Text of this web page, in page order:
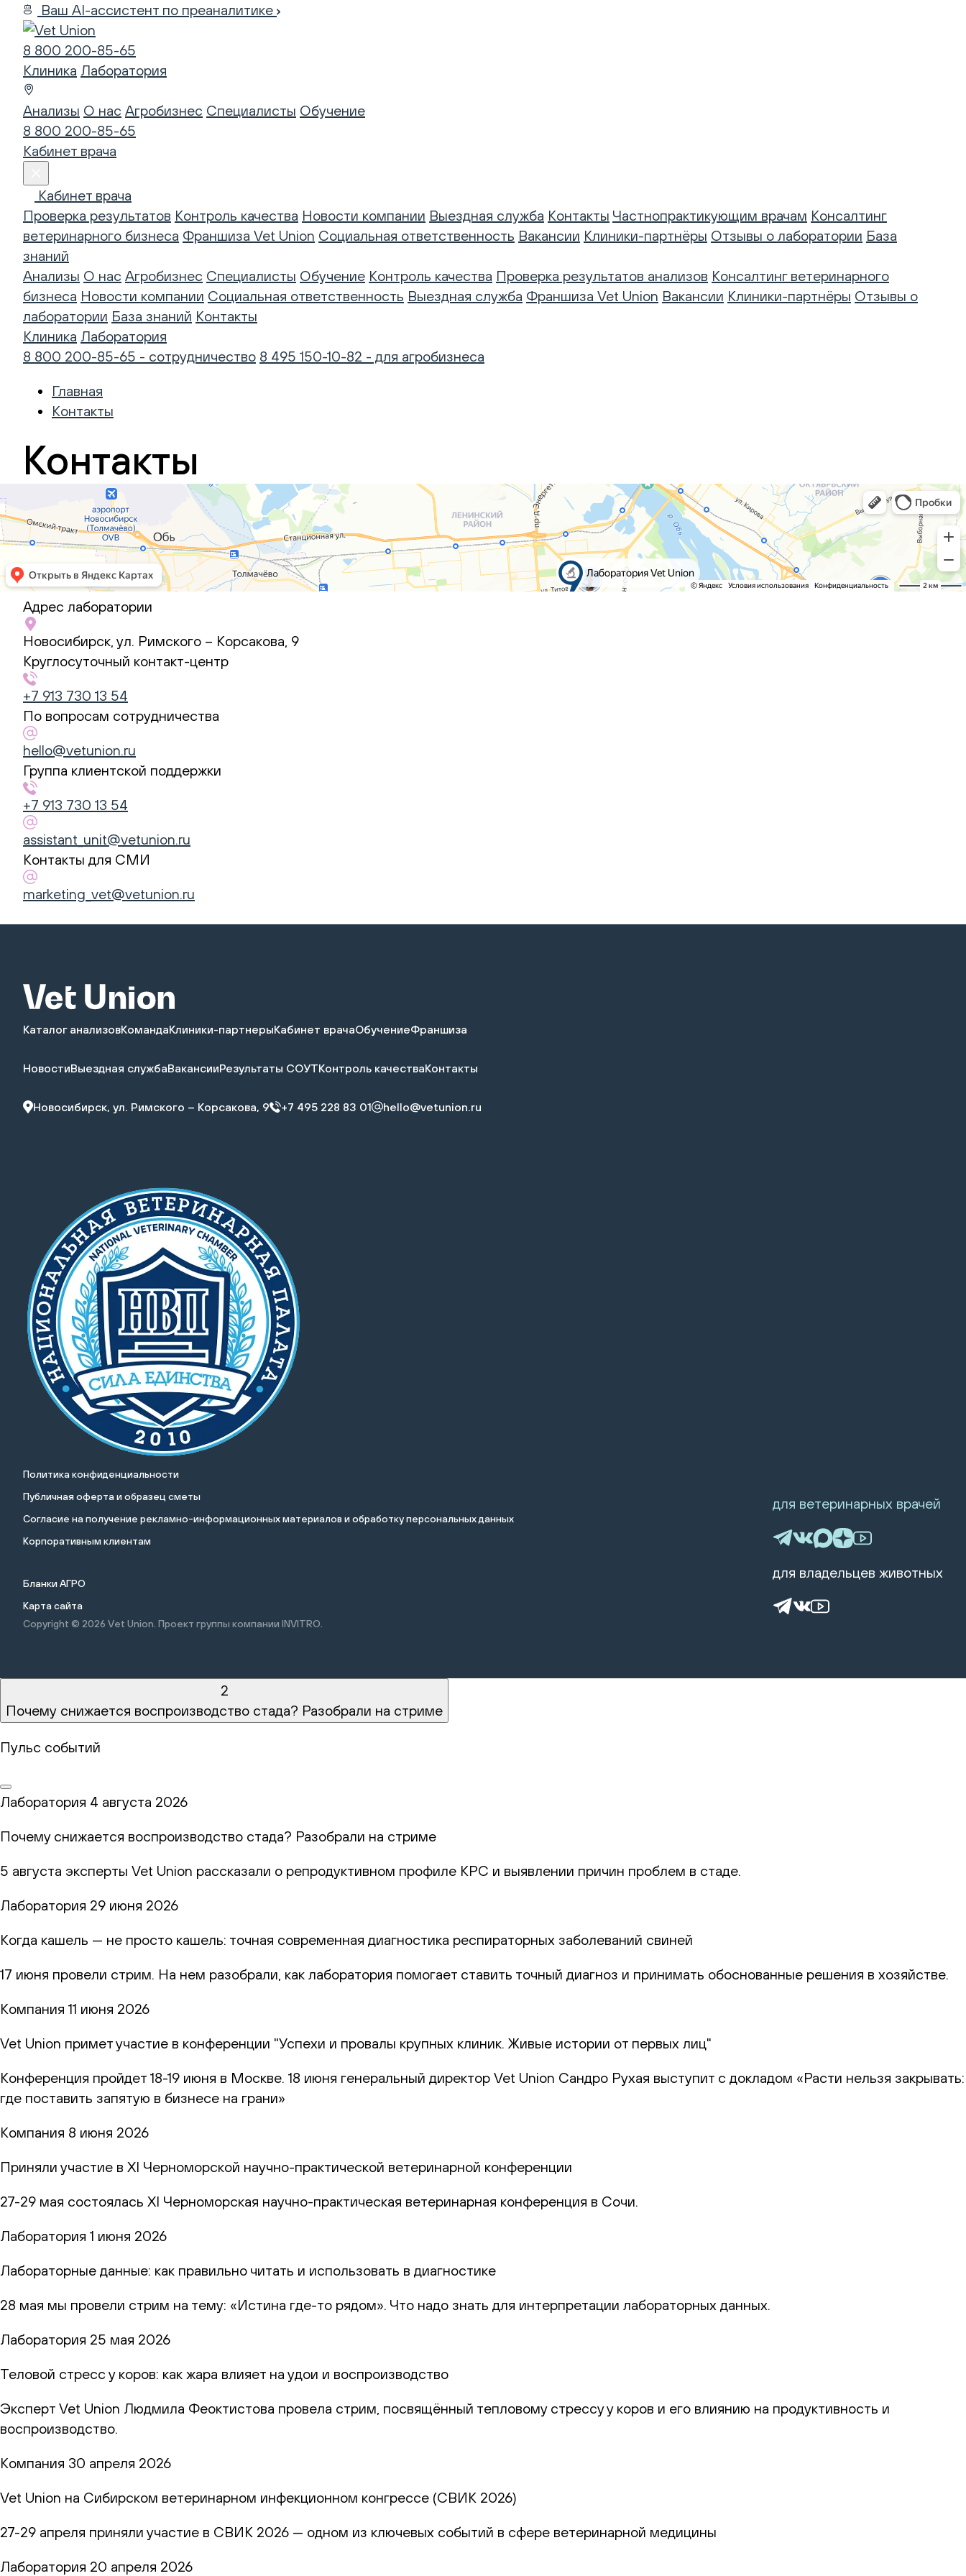
Ваш AI-ассистент по преаналитике
8 800 200-85-65
Клиника Лаборатория
Анализы О нас Агробизнес Специалисты Обучение
8 800 200-85-65
Кабинет врача
Кабинет врача
Проверка результатов Контроль качества Новости компании Выездная служба Контакты Частнопрактикующим врачам Консалтинг
ветеринарного бизнеса Франшиза Vet Union Социальная ответственность Вакансии Клиники-партнёры Отзывы о лаборатории База
знаний
Анализы О нас Агробизнес Специалисты Обучение Контроль качества Проверка результатов анализов Консалтинг ветеринарного
бизнеса Новости компании Социальная ответственность Выездная служба Франшиза Vet Union Вакансии Клиники-партнёры Отзывы о
лаборатории База знаний Контакты
Клиника Лаборатория
8 800 200-85-65 - сотрудничество 8 495 150-10-82 - для агробизнеса
Главная
Контакты
Контакты
Лаборатория
Union
Контакты:
Адрес:
Римского
Корсакова,
630105
Новосибирск
Телефон:+7
730
54,
assistant_unit@vetunion.ru
Адрес лаборатории
Новосибирск, ул. Римского – Корсакова, 9
Круглосуточный контакт-центр
+7 913 730 13 54
По вопросам сотрудничества
hello@vetunion.ru
Группа клиентской поддержки
+7 913 730 13 54
assistant_unit@vetunion.ru
Контакты для СМИ
marketing_vet@vetunion.ru
Каталог анализовКомандаКлиники-партнерыКабинет врачаОбучениеФраншиза
НовостиВыездная службаВакансииРезультаты СОУТКонтроль качестваКонтакты
Новосибирск, ул. Римского – Корсакова, 9 +7 495 228 83 01 hello@vetunion.ru
Политика конфиденциальности
Публичная оферта и образец сметы
Cогласие на получение рекламно-информационных материалов и обработку персональных данных
Корпоративным клиентам
Бланки АГРО
Карта сайта
Copyright © 2026 Vet Union. Проект группы компании INVITRO.
для ветеринарных врачей
для владельцев животных
2
Почему снижается воспроизводство стада? Разобрали на стриме
Пульс событий
Лаборатория 4 августа 2026
Почему снижается воспроизводство стада? Разобрали на стриме
5 августа эксперты Vet Union рассказали о репродуктивном профиле КРС и выявлении причин проблем в стаде.
Лаборатория 29 июня 2026
Когда кашель — не просто кашель: точная современная диагностика респираторных заболеваний свиней
17 июня провели стрим. На нем разобрали, как лаборатория помогает ставить точный диагноз и принимать обоснованные решения в хозяйстве.
Компания 11 июня 2026
Vet Union примет участие в конференции "Успехи и провалы крупных клиник. Живые истории от первых лиц"
Конференция пройдет 18-19 июня в Москве. 18 июня генеральный директор Vet Union Сандро Рухая выступит с докладом «Расти нельзя закрывать:
где поставить запятую в бизнесе на грани»
Компания 8 июня 2026
Приняли участие в XI Черноморской научно-практической ветеринарной конференции
27-29 мая состоялась XI Черноморская научно-практическая ветеринарная конференция в Сочи.
Лаборатория 1 июня 2026
Лабораторные данные: как правильно читать и использовать в диагностике
28 мая мы провели стрим на тему: «Истина где-то рядом». Что надо знать для интерпретации лабораторных данных.
Лаборатория 25 мая 2026
Теловой стресс у коров: как жара влияет на удои и воспроизводство
Эксперт Vet Union Людмила Феоктистова провела стрим, посвящённый тепловому стрессу у коров и его влиянию на продуктивность и
воспроизводство.
Компания 30 апреля 2026
Vet Union на Сибирском ветеринарном инфекционном конгрессе (СВИК 2026)
27-29 апреля приняли участие в СВИК 2026 — одном из ключевых событий в сфере ветеринарной медицины
Лаборатория 20 апреля 2026